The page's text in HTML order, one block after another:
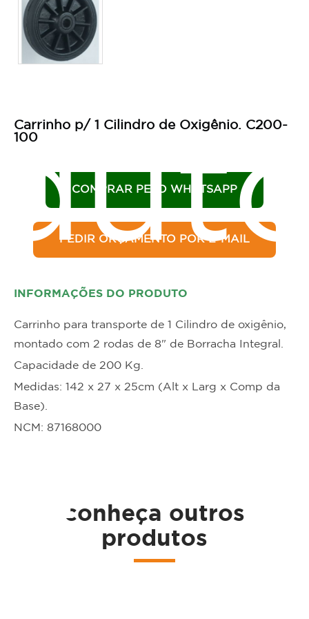
Carrinho p/ 1 Cilindro de Oxigênio. C200-
100
COMPRAR PELO WHATSAPP
PEDIR ORÇAMENTO POR E-MAIL
INFORMAÇÕES DO PRODUTO
Carrinho para transporte de 1 Cilindro de oxigênio,
montado com 2 rodas de 8" de Borracha Integral.
Capacidade de 200 Kg.
Medidas: 142 x 27 x 25cm (Alt x Larg x Comp da
Base).
NCM: 87168000
conheça outros
produtos